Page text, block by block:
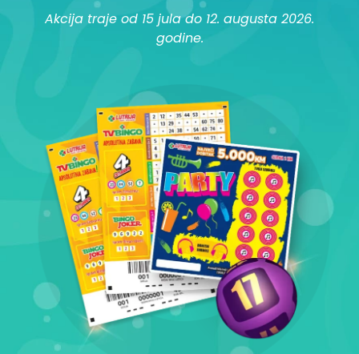
Akcija traje od 15 jula do 12. augusta 2026.
godine.